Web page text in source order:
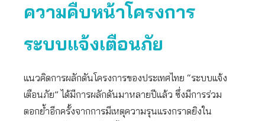
ความคืบหน้าโครงการ
ระบบแจ้งเตือนภัย
แนวคิดการผลักดันโครงการของประเทศไทย “ระบบแจ้ง
เตือนภัย” ได้มีการผลักดันมาหลายปีแล้ว ซึ่งมีการร่วม
ตอกย้ำอีกครั้งจากการมีเหตุความรุนแรงกราดยิงใน